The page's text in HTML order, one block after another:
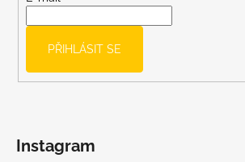
PŘIHLÁSIT SE
Instagram